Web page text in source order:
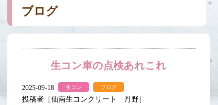
ブログ
生コン車の点検あれこれ
2025-09-18 生コン ブログ
投稿者［仙南生コンクリート 丹野］